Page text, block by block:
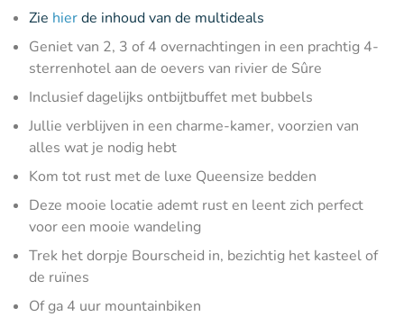
Zie hierde inhoud van de multideals
Geniet van 2, 3 of 4 overnachtingen in een prachtig 4-
sterrenhotel aan de oevers van rivier de Sûre
Inclusief dagelijks ontbijtbuffet met bubbels
Jullie verblijven in een charme-kamer, voorzien van
alles wat je nodig hebt
Kom tot rust met de luxe Queensize bedden
Deze mooie locatie ademt rust en leent zich perfect
voor een mooie wandeling
Trek het dorpje Bourscheid in, bezichtig het kasteel of
de ruïnes
Of ga 4 uur mountainbiken